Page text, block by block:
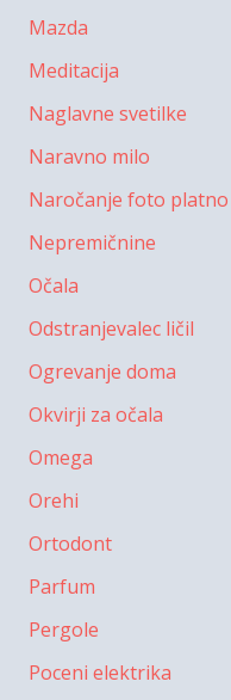
Mazda
Meditacija
Naglavne svetilke
Naravno milo
Naročanje foto platno
Nepremičnine
Očala
Odstranjevalec ličil
Ogrevanje doma
Okvirji za očala
Omega
Orehi
Ortodont
Parfum
Pergole
Poceni elektrika